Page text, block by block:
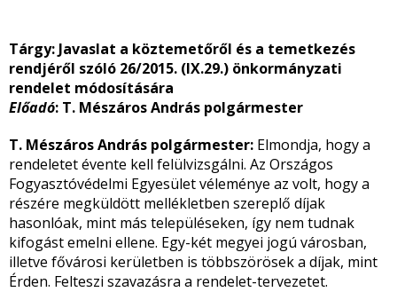
Tárgy: Javaslat a köztemetőről és a temetkezés
rendjéről szóló 26/2015. (IX.29.) önkormányzati
rendelet módosítására
Előadó: T. Mészáros András polgármester
T. Mészáros András polgármester: Elmondja, hogy a
rendeletet évente kell felülvizsgálni. Az Országos
Fogyasztóvédelmi Egyesület véleménye az volt, hogy a
részére megküldött mellékletben szereplő díjak
hasonlóak, mint más településeken, így nem tudnak
kifogást emelni ellene. Egy-két megyei jogú városban,
illetve fővárosi kerületben is többszörösek a díjak, mint
Érden. Felteszi szavazásra a rendelet-tervezetet.